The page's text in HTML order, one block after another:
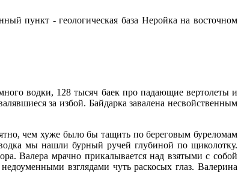
пункт - геологическая база Неройка на восточном
водки, 128 тысяч баек про падающие вертолеты и
за избой. Байдарка завалена несвойственным
чем хуже было бы тащить по береговым буреломам
мы нашли бурный ручей глубиной по щиколотку.
Валера мрачно прикалывается над взятыми с собой
взглядами чуть раскосых глаз. Валерина